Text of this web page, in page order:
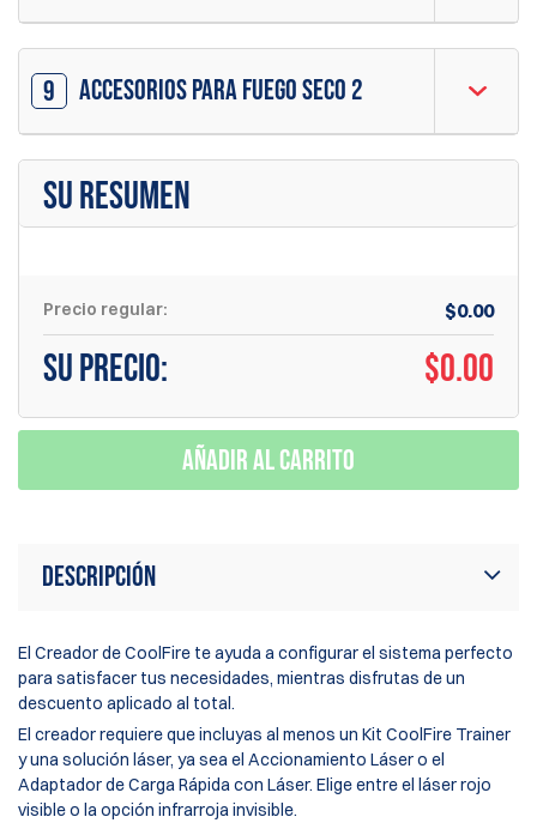
9 Accesorios para fuego seco 2
SU RESUMEN
Precio regular: $0.00
Su precio: $0.00
Añadir al carrito
Descripción
El Creador de CoolFire te ayuda a configurar el sistema perfecto
para satisfacer tus necesidades, mientras disfrutas de un
descuento aplicado al total.
El creador requiere que incluyas al menos un Kit CoolFire Trainer
y una solución láser, ya sea el Accionamiento Lásero el
Adaptador de Carga Rápida con Láser. Elige entre el láser rojo
visible o la opción infrarroja invisible.